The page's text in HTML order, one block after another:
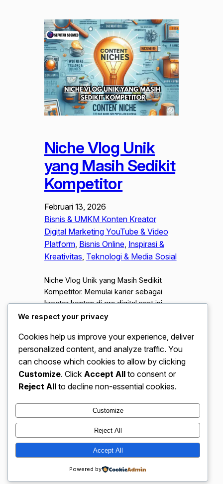
Niche Vlog Unik
yang Masih Sedikit
Kompetitor
Februari 13, 2026
Bisnis & UMKM Konten Kreator
Digital Marketing YouTube & Video
Platform, Bisnis Online, Inspirasi &
Kreativitas Teknologi & Media Sosial
Niche Vlog Unik yang Masih Sedikit
Kompetitor. Memulai karier sebagai
kreator konten di era digital saat ini
sering kali terasa seperti mendaki
jenuhnya pasar konten kuliner, gaming,
dan kecantikan membuat banyak
pemula merasa pesimis sebelum
melangkah. Namun, peluang emas
sebenarnya masih terbuka lebar bagi
VidBloggerNation.com – Tips &
Trik Jadi Vlogger Sukses
Instagram
X
We respect your privacy
Cookies help us improve your experience, deliver
personalized content, and analyze traffic. You
can choose which cookies to allow by clicking
Customize. Click Accept All to consent or
Reject All to decline non-essential cookies.
Customize
Reject All
Accept All
Powered by